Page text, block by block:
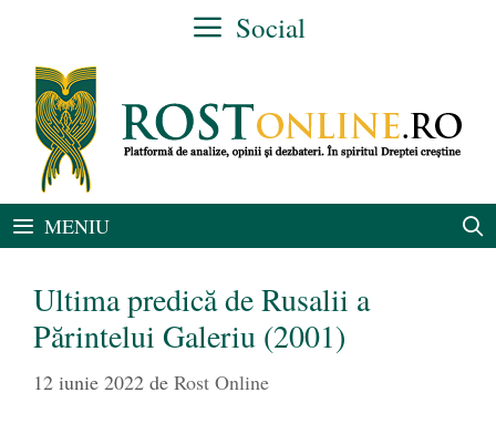
conținut
Social
MENIU
Ultima predică de Rusalii a
Părintelui Galeriu (2001)
12 iunie 2022 de Rost Online